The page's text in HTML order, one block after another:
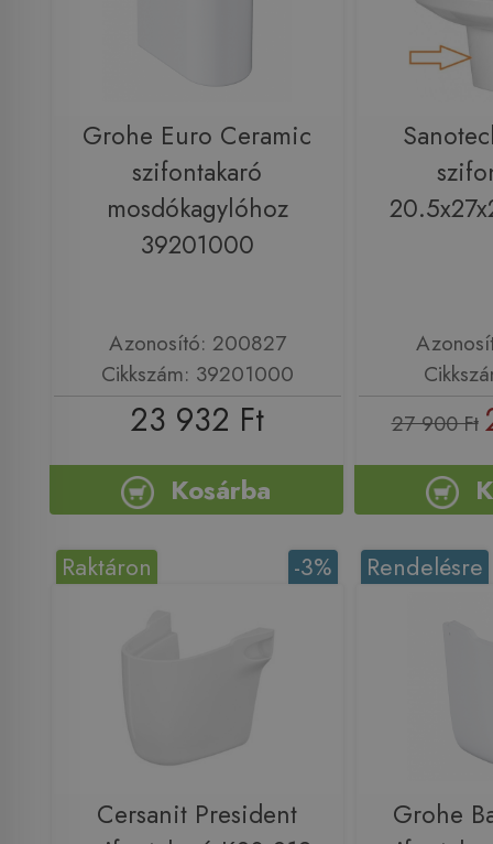
Grohe Euro Ceramic
szifontakaró
mosdókagylóhoz
39201000
Azonosító: 200827
Cikkszám: 39201000
23 932 Ft
Kosárba
27 900 Ft
-3%
Raktáron
Cersanit President
Rendelésre
Grohe